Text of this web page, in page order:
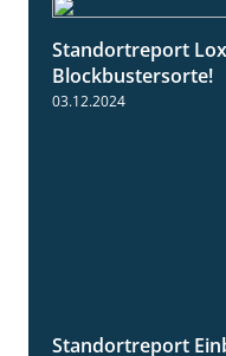
Standortreport
Blockbustersorte!
03.12.2024
Standortreport